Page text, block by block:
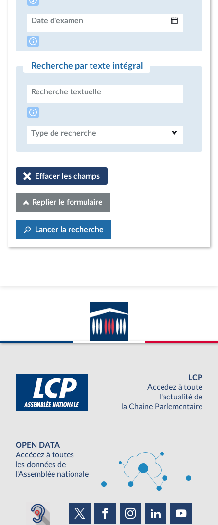
Date d'examen
Recherche par texte intégral
Recherche textuelle
Type de recherche
Effacer les champs
Replier le formulaire
Lancer la recherche
LCP
Accédez à toute
l'actualité de
la Chaine Parlementaire
OPEN DATA
Accédez à toutes
les données de
l'Assemblée nationale